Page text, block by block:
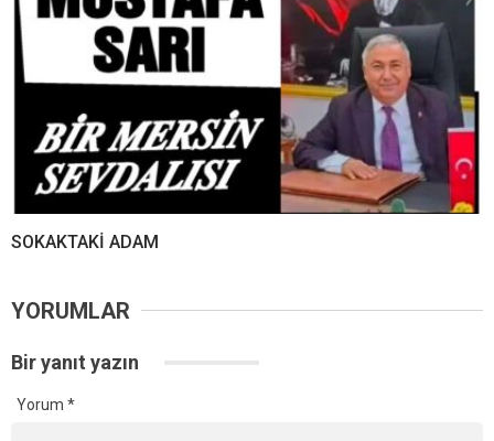
SOKAKTAKİ ADAM
YORUMLAR
Bir yanıt yazın
Yorum *